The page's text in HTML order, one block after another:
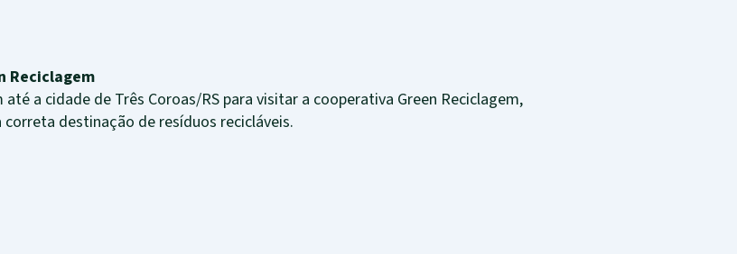
Reciclagem
a cidade de Três Coroas/RS para visitar a cooperativa Green Reciclagem,
destinação de resíduos recicláveis.